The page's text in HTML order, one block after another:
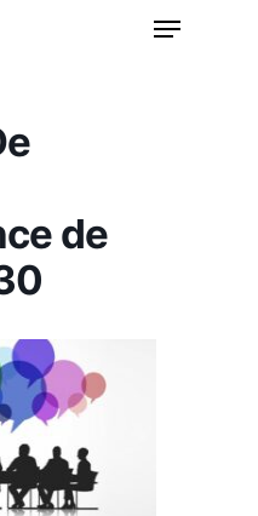
Menu
de